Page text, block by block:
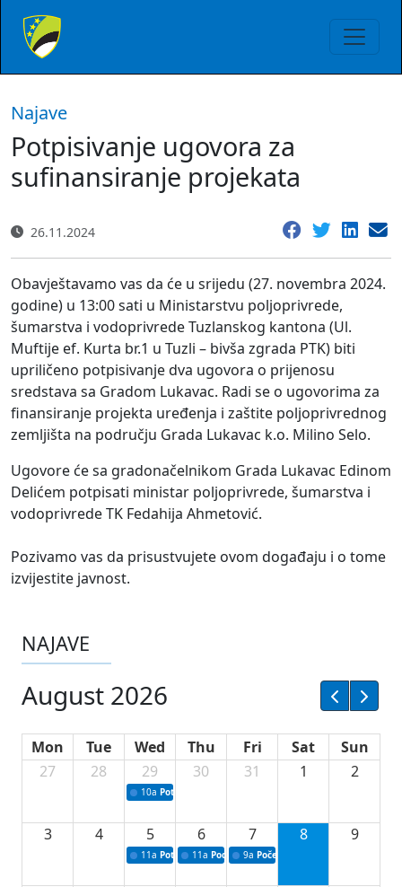
Najave
Potpisivanje ugovora za
sufinansiranje projekata
26.11.2024
Obavještavamo vas da će u srijedu (27. novembra 2024.
godine) u 13:00 sati u Ministarstvu poljoprivrede,
šumarstva i vodoprivrede Tuzlanskog kantona (Ul.
Muftije ef. Kurta br.1 u Tuzli – bivša zgrada PTK) biti
upriličeno potpisivanje dva ugovora o prijenosu
sredstava sa Gradom Lukavac. Radi se o ugovorima za
finansiranje projekta uređenja i zaštite poljoprivrednog
zemljišta na području Grada Lukavac k.o. Milino Selo.
Ugovore će sa gradonačelnikom Grada Lukavac Edinom
Delićem potpisati ministar poljoprivrede, šumarstva i
vodoprivrede TK Fedahija Ahmetović.
Pozivamo vas da prisustvujete ovom događaju i o tome
izvijestite javnost.
NAJAVE
August 2026
Mon Tue Wed Thu Fri Sat
Sun
27
28 29
10a Potpisivanje ugovora sa neprofitnim
30 31 1 2
3 4 5
11a Potpisivanje ugovora o stipendijama za
6
11a Podrška razvoju vodne infrastrukture u
7
9a Početak izgradnje nove
8 9